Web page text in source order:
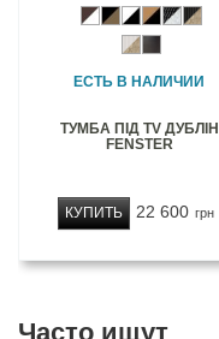
ЕСТЬ В НАЛИЧИИ
ТУМБА ПІД TV ДУБЛІН
FENSTER
22 600 грн
КУПИТЬ
Часто ищут